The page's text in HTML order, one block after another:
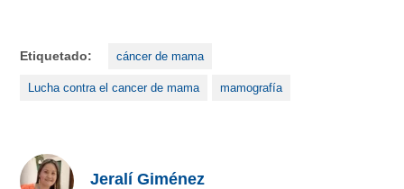
Etiquetado: cáncer de mama
Lucha contra el cancer de mama mamografía
Jeralí Giménez